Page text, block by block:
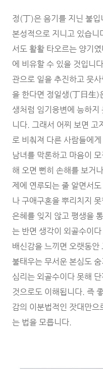
정(丁)은 음기를 지닌 불
본성적으로 지니고 있습니
서도 활활 타오르는 양기
에 비유할 수 있을 것입니
관으로 일을 추진하고 뭇
을 한다면 정일생(丁日生)
생처럼 임기응변에 능하지
니다. 그래서 어찌 보면 고
로 비춰져 다른 사람들에
남녀를 막론하고 마음이
해 오면 뻔히 손해를 보거
제에 연루되는 줄 알면서
나 구애구혼을 뿌리치지
은혜를 잊지 않고 평생을
는 반면 생각이 외골수이
배신감을 느끼면 오랫동
불태우는 무서운 본심도
심리는 외골수이다 못해
것으로도 이해됩니다. 즉
감의 이분법적인 잣대만
는 법을 모릅니다.